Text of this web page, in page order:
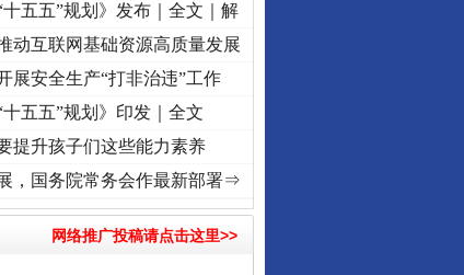
丨红船起航处 潮起..·[视频]一首歌的时间，读懂乐至的“诗与远方”
十五五”规划》发布｜全文｜解
动互联网基础资源高质量发展
展安全生产“打非治违”工作
十五五”规划》印发｜全文
提升孩子们这些能力素养
，国务院常务会作最新部署⇒
网络推广投稿请点击这里>>